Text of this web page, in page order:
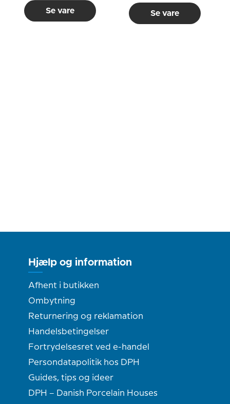
Se vare Se vare
Hjælp og information
Afhent i butikken
Ombytning
Returnering og reklamation
Handelsbetingelser
Fortrydelsesret ved e-handel
Persondatapolitik hos DPH
Guides, tips og ideer
DPH – Danish Porcelain Houses